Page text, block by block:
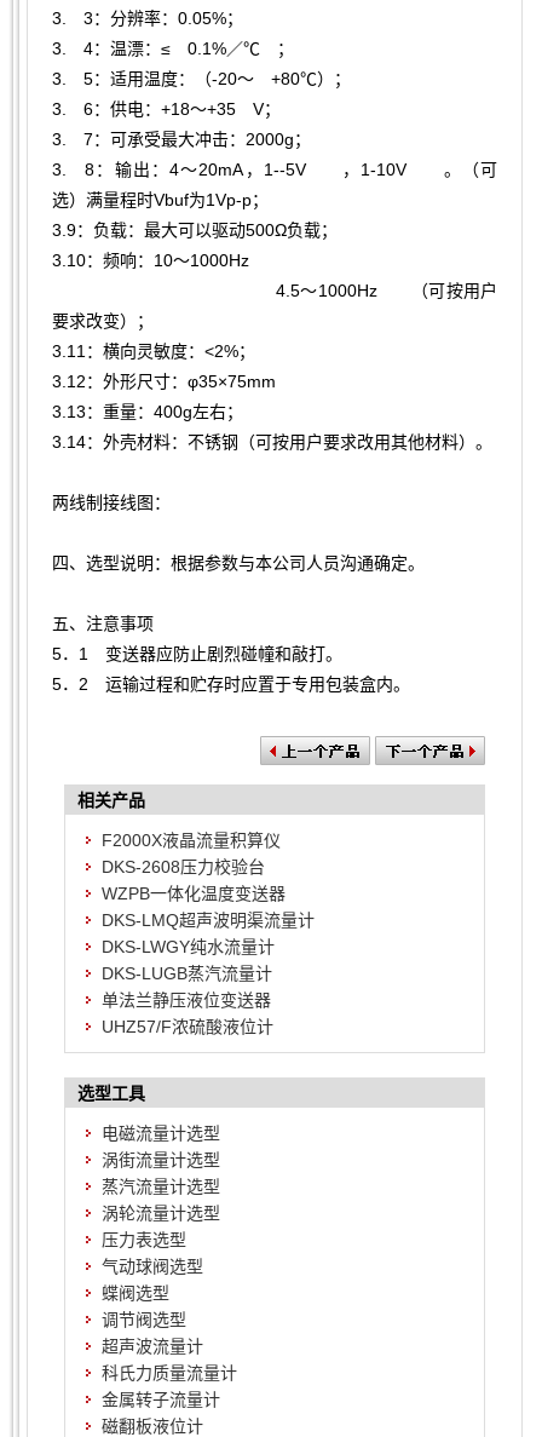
3. 3：分辨率：0.05%；
3. 4：温漂：≤ 0.1%／℃ ；
3. 5：适用温度：（-20～ +80℃）；
3. 6：供电：+18～+35 V；
3. 7：可承受最大冲击：2000g；
3. 8：输出：4～20mA，1--5V ，1-10V 。（可
选）满量程时Vbuf为1Vp-p；
3.9：负载：最大可以驱动500Ω负载；
3.10：频响：10～1000Hz
4.5～1000Hz （可按用户
要求改变）；
3.11：横向灵敏度：<2%；
3.12：外形尺寸：φ35×75mm
3.13：重量：400g左右；
3.14：外壳材料：不锈钢（可按用户要求改用其他材料）。
两线制接线图：
四、 选型说明 ： 根据参数与本公司人员沟通确定。
五、注意事项
5．1 变送器应防止剧烈碰幢和敲打。
5．2 运输过程和贮存时应置于专用包装盒内。
相关产品
F2000X液晶流量积算仪
DKS-2608压力校验台
WZPB一体化温度变送器
DKS-LMQ超声波明渠流量计
DKS-LWGY纯水流量计
DKS-LUGB蒸汽流量计
单法兰静压液位变送器
UHZ57/F浓硫酸液位计
选型工具
电磁流量计选型
涡街流量计选型
蒸汽流量计选型
涡轮流量计选型
压力表选型
气动球阀选型
蝶阀选型
调节阀选型
超声波流量计
科氏力质量流量计
金属转子流量计
磁翻板液位计